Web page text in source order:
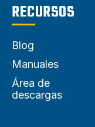
RECURSOS
Blog
Manuales
Área de
descargas